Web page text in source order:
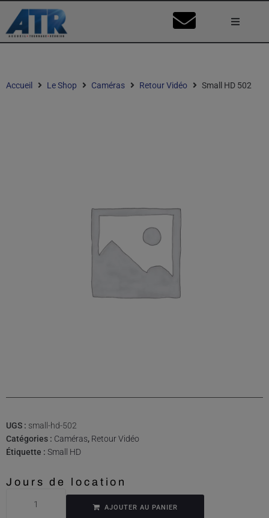
Accueil Le Shop Caméras Retour Vidéo Small HD 502
UGS : small-hd-502
Catégories : Caméras, Retour Vidéo
Étiquette : Small HD
Jours de location
AJOUTER AU PANIER